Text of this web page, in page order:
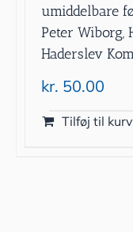
umiddelbare
Peter
Haderslev
kr. 50.00
Tilføj til kurv